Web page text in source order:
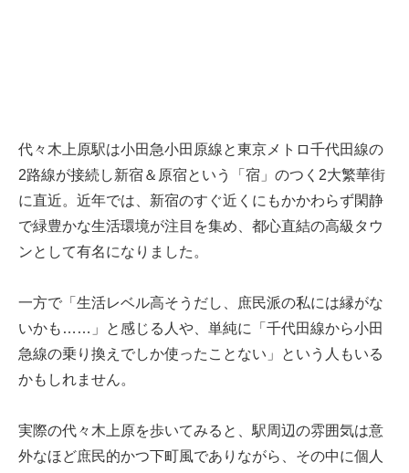
代々木上原駅は小田急小田原線と東京メトロ千代田線の
2路線が接続し新宿＆原宿という「宿」のつく2大繁華街
に直近。近年では、新宿のすぐ近くにもかかわらず閑静
で緑豊かな生活環境が注目を集め、都心直結の高級タウ
ンとして有名になりました。
一方で「生活レベル高そうだし、庶民派の私には縁がな
いかも……」と感じる人や、単純に「千代田線から小田
急線の乗り換えでしか使ったことない」という人もいる
かもしれません。
実際の代々木上原を歩いてみると、駅周辺の雰囲気は意
外なほど庶民的かつ下町風でありながら、その中に個人